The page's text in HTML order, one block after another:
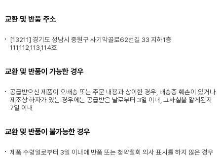
교환 및 반품 주소
[13211] 경기도 성남시 중원구 사기막골로62번길 33 지하1층
111,112,113,114호
교환 및 반품이 가능한 경우
공급받으신 제품이 오배송 또는 주문 내용과 상이한 경우, 배송중 훼손이 있거나
제조상 하자가 있는 경우에는 공급받은 날로부터 3일 이내, 그사실을 알게된지
7일 이내
교환 및 반품이 불가능한 경우
제품 수령일로부터 3일 이내에 반품 또는 청약철회 의사 표시를 하지 않은 경우